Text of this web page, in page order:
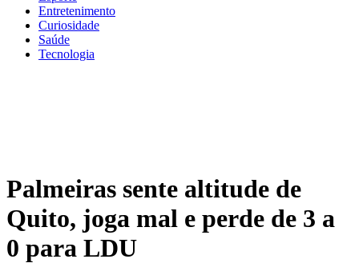
Entretenimento
Curiosidade
Saúde
Tecnologia
Palmeiras sente altitude de
Quito, joga mal e perde de 3 a
0 para LDU